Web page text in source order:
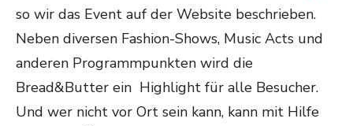
so wir das Event auf der Website beschrieben.
Neben diversen Fashion-Shows, Music Acts und
anderen Programmpunkten wird die
Bread&Butter ein Highlight für alle Besucher.
Und wer nicht vor Ort sein kann, kann mit Hilfe